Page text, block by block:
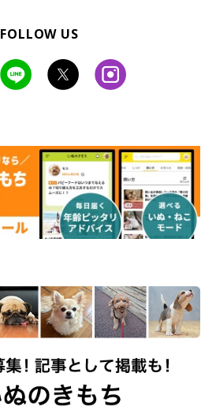
FOLLOW US